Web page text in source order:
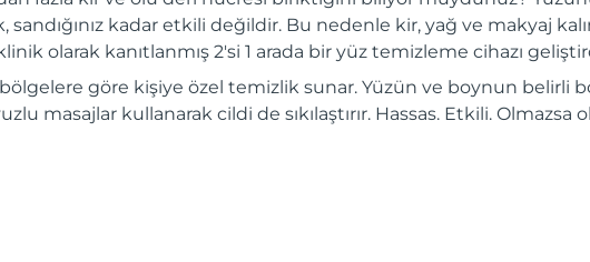
kadar etkili değildir. Bu nedenle kir, yağ ve makyaj
olarak kanıtlanmış 2'si 1 arada bir yüz temizleme cihazı
göre kişiye özel temizlik sunar. Yüzün ve boynun belirli
masajlar kullanarak cildi de sıkılaştırır. Hassas. Etkili. Olmazsa